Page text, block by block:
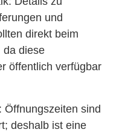
und
direkt beim
da diese
öffentlich verfügbar
Öffnungszeiten sind
deshalb ist eine